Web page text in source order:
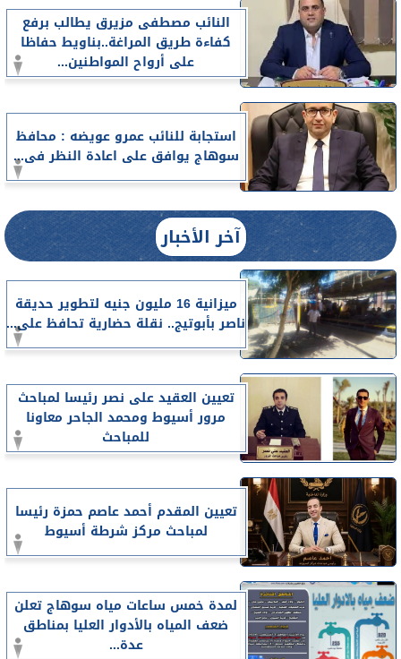
النائب مصطفى مزيرق يطالب برفع
كفاءة طريق المراغة..بناويط حفاظا
على أرواح المواطنين...
استجابة للنائب عمرو عويضه : محافظ
سوهاج يوافق على اعادة النظر فى...
آخر الأخبار
ميزانية 16 مليون جنيه لتطوير حديقة
ناصر بأبوتيج.. نقلة حضارية تحافظ على...
تعيين العقيد على نصر رئيسا لمباحث
مرور أسيوط ومحمد الجاحر معاونا
للمباحث
تعيين المقدم أحمد عاصم حمزة رئيسا
لمباحث مركز شرطة أسيوط
لمدة خمس ساعات مياه سوهاج تعلن
ضعف المياه بالأدوار العليا بمناطق
عدة...